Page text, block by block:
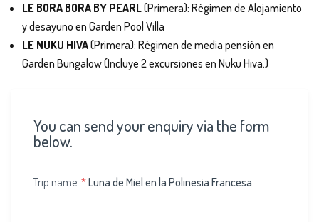
LE BORA BORA BY PEARL(Primera): Régimen de Alojamiento
y desayuno en Garden Pool Villa
LE NUKU HIVA(Primera): Régimen de media pensión en
Garden Bungalow (Incluye 2 excursiones en Nuku Hiva.)
You can send your enquiry via the form
below.
Trip name: *Luna de Miel en la Polinesia Francesa